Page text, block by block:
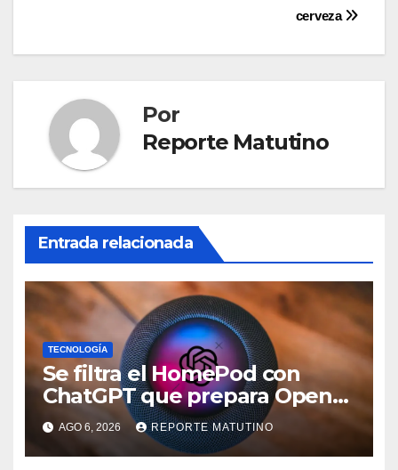
entradas
cerveza
Por
Reporte Matutino
Entrada relacionada
TECNOLOGÍA
Se filtra el HomePod con
ChatGPT que prepara OpenAI
y su diseño es una locura
AGO 6, 2026 REPORTE MATUTINO